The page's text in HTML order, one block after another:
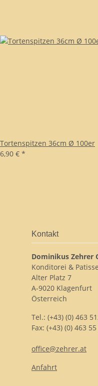
Tortenspitzen 36cm Ø 100er
6,90 € *
Kontakt
Dominikus Zehrer
Konditorei &
Alter Platz 7
A-9020 Klagenfurt
Österreich
Tel.: (+43) (0) 463
Fax: (+43) (0) 463 55
office@zehrer.at
Anfahrt